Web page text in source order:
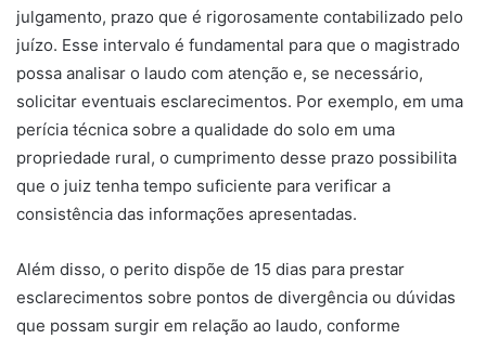
julgamento, prazo que é rigorosamente contabilizado pelo
juízo. Esse intervalo é fundamental para que o magistrado
possa analisar o laudo com atenção e, se necessário,
solicitar eventuais esclarecimentos. Por exemplo, em uma
perícia técnica sobre a qualidade do solo em uma
propriedade rural, o cumprimento desse prazo possibilita
que o juiz tenha tempo suficiente para verificar a
consistência das informações apresentadas.
Além disso, o perito dispõe de 15 dias para prestar
esclarecimentos sobre pontos de divergência ou dúvidas
que possam surgir em relação ao laudo, conforme